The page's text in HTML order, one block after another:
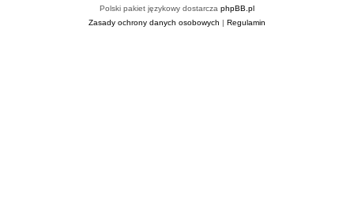
Polski pakiet językowy dostarcza phpBB.pl
Zasady ochrony danych osobowych | Regulamin